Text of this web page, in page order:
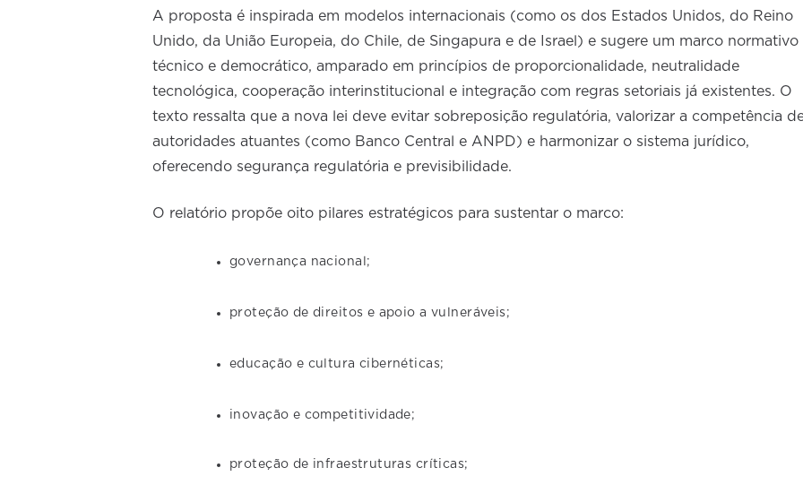
A proposta é inspirada em modelos internacionais (como os dos Estados Unidos, do Reino
Unido, da União Europeia, do Chile, de Singapura e de Israel) e sugere um marco normativo
técnico e democrático, amparado em princípios de proporcionalidade, neutralidade
tecnológica, cooperação interinstitucional e integração com regras setoriais já existentes. O
texto ressalta que a nova lei deve evitar sobreposição regulatória, valorizar a competência
autoridades atuantes (como Banco Central e ANPD) e harmonizar o sistema jurídico,
oferecendo segurança regulatória e previsibilidade.
O relatório propõe oito pilares estratégicos para sustentar o marco:
governança nacional;
proteção de direitos e apoio a vulneráveis;
educação e cultura cibernéticas;
inovação e competitividade;
proteção de infraestruturas críticas;